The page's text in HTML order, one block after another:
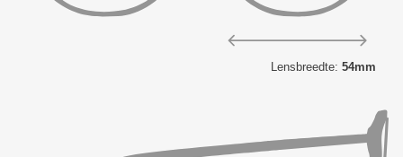
Lensbreedte: 54mm